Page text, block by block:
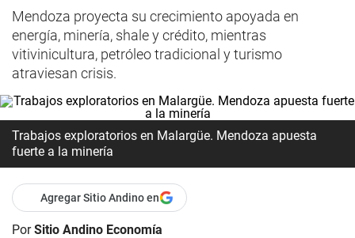
Mendoza proyecta su crecimiento apoyada en
energía, minería, shale y crédito, mientras
vitivinicultura, petróleo tradicional y turismo
atraviesan crisis.
Trabajos exploratorios en Malargüe. Mendoza apuesta
fuerte a la minería
Agregar Sitio Andino en
PorSitio Andino Economía